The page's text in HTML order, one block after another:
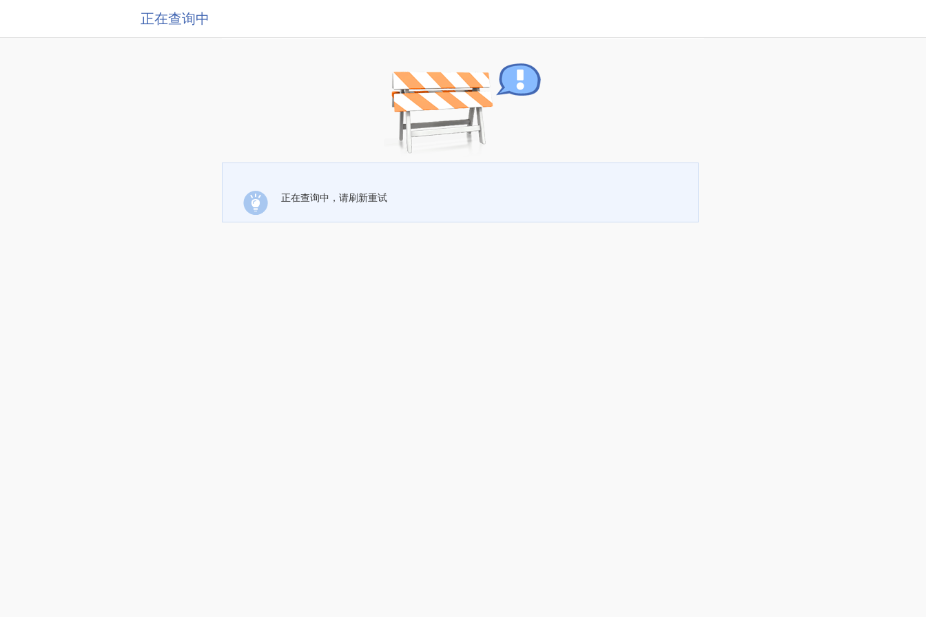
正在查询中
正在查询中，请刷新重试